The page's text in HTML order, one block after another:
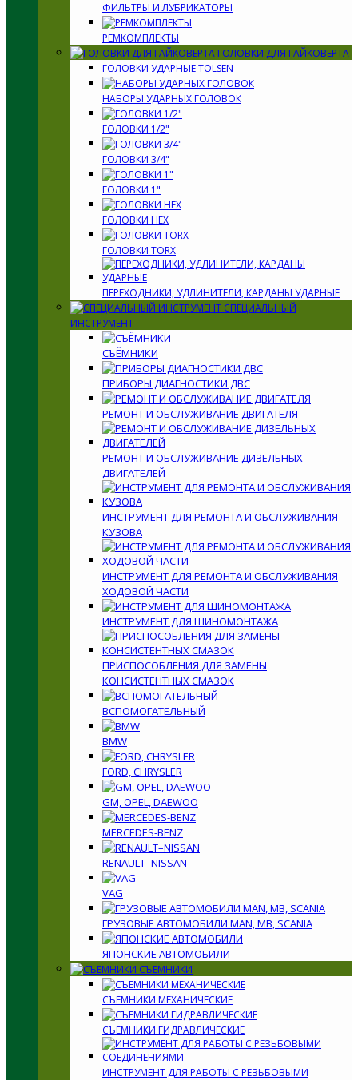
ФИЛЬТРЫ И ЛУБРИКАТОРЫ
РЕМКОМПЛЕКТЫ
ГОЛОВКИ ДЛЯ ГАЙКОВЕРТА
ГОЛОВКИ УДАРНЫЕ TOLSEN
НАБОРЫ УДАРНЫХ ГОЛОВОК
ГОЛОВКИ 1/2"
ГОЛОВКИ 3/4"
ГОЛОВКИ 1"
ГОЛОВКИ HEX
ГОЛОВКИ TORX
ПЕРЕХОДНИКИ, УДЛИНИТЕЛИ, КАРДАНЫ УДАРНЫЕ
СПЕЦИАЛЬНЫЙ
ИНСТРУМЕНТ
СЪЁМНИКИ
ПРИБОРЫ ДИАГНОСТИКИ ДВС
РЕМОНТ И ОБСЛУЖИВАНИЕ ДВИГАТЕЛЯ
РЕМОНТ И ОБСЛУЖИВАНИЕ ДИЗЕЛЬНЫХ
ДВИГАТЕЛЕЙ
ИНСТРУМЕНТ ДЛЯ РЕМОНТА И ОБСЛУЖИВАНИЯ
КУЗОВА
ИНСТРУМЕНТ ДЛЯ РЕМОНТА И ОБСЛУЖИВАНИЯ
ХОДОВОЙ ЧАСТИ
ИНСТРУМЕНТ ДЛЯ ШИНОМОНТАЖА
ПРИСПОСОБЛЕНИЯ ДЛЯ ЗАМЕНЫ
КОНСИСТЕНТНЫХ СМАЗОК
ВСПОМОГАТЕЛЬНЫЙ
BMW
FORD, CHRYSLER
GM, OPEL, DAEWOO
MERCEDES-BENZ
RENAULT–NISSAN
VAG
ГРУЗОВЫЕ АВТОМОБИЛИ MAN, MB, SCANIA
ЯПОНСКИЕ АВТОМОБИЛИ
СЪЕМНИКИ
СЪЕМНИКИ МЕХАНИЧЕСКИЕ
СЪЕМНИКИ ГИДРАВЛИЧЕСКИЕ
ИНСТРУМЕНТ ДЛЯ РАБОТЫ С РЕЗЬБОВЫМИ